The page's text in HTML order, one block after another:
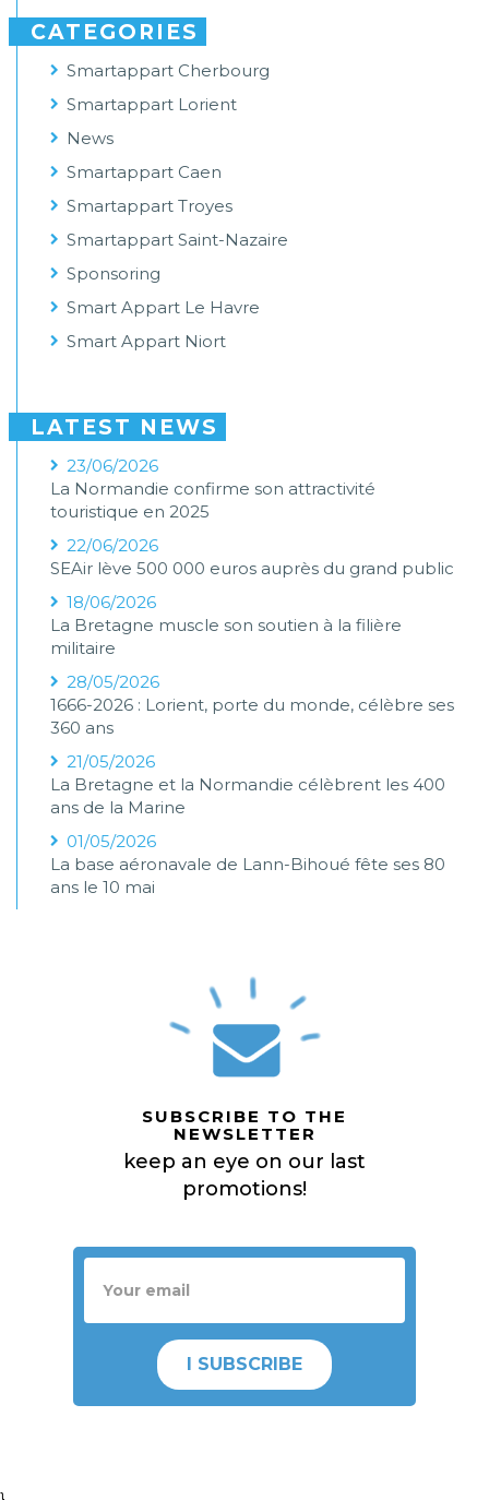
CATEGORIES
Smartappart Cherbourg
Smartappart Lorient
News
Smartappart Caen
Smartappart Troyes
Smartappart Saint-Nazaire
Sponsoring
Smart Appart Le Havre
Smart Appart Niort
LATEST NEWS
23/06/2026
La Normandie confirme son attractivité
touristique en 2025
22/06/2026
SEAir lève 500 000 euros auprès du grand public
18/06/2026
La Bretagne muscle son soutien à la filière
militaire
28/05/2026
1666-2026 : Lorient, porte du monde, célèbre ses
360 ans
21/05/2026
La Bretagne et la Normandie célèbrent les 400
ans de la Marine
01/05/2026
La base aéronavale de Lann-Bihoué fête ses 80
ans le 10 mai
SUBSCRIBE TO THE
NEWSLETTER
keep an eye on our last
promotions!
I SUBSCRIBE